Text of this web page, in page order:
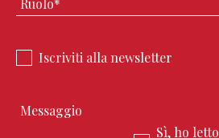
Iscriviti alla newsletter
Sì, ho letto